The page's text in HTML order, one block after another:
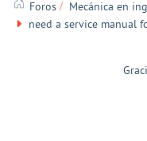
Foros Mecánica en
need a service manual